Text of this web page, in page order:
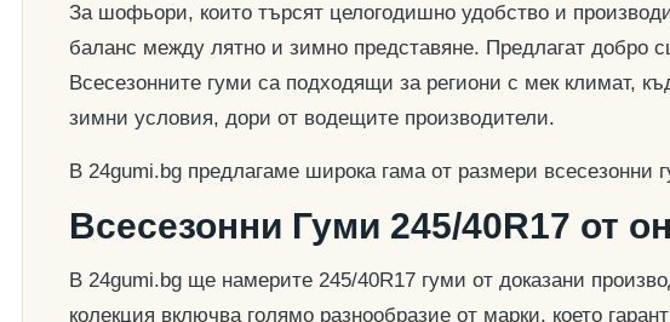
За шофьори, които търсят целогодишно удобство и
баланс между лятно и зимно представяне. Предлагат добро
Всесезонните гуми са подходящи за региони с мек климат,
зимни условия, дори от водещите производители.
В 24gumi.bg предлагаме широка гама от размери
Всесезонни Гуми 245/40R17 от
В 24gumi.bg ще намерите 245/40R17 гуми от доказани
колекция включва голямо разнообразие от марки, което